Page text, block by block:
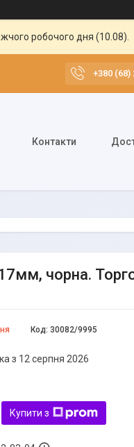
робочого дня (10.08).
+380 (68)
Контакти
чорна.
Код: 30082/9995
з 12 серпня 2026
Купити з